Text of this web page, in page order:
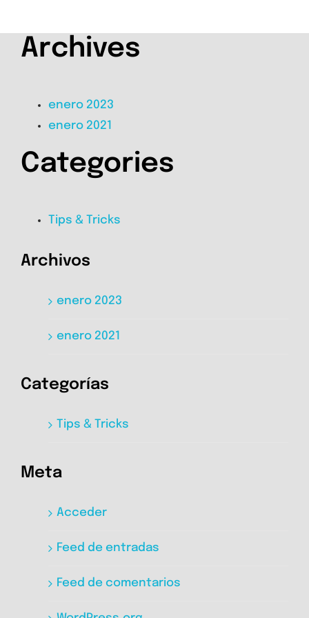
Archives
enero 2023
enero 2021
Categories
Tips & Tricks
Archivos
enero 2023
enero 2021
Categorías
Tips & Tricks
Meta
Acceder
Feed de entradas
Feed de comentarios